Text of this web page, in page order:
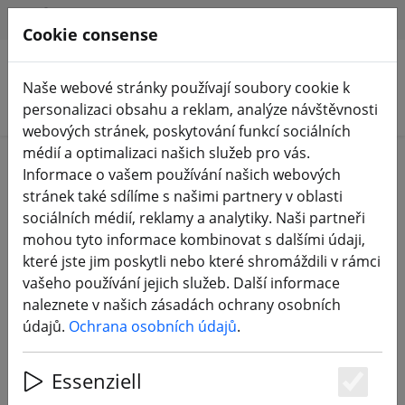
Hledat produkty
otisk
meilon GmbH
Konrad Zuse Ring 31
53424 Remagen
Německo
E-mail: support@meilon.de
Fax: +49 (0)2642 / 40 52 88 1
Cookie consense
Naše webové stránky používají soubory cookie k
personalizaci obsahu a reklam, analýze návštěvnosti
webových stránek, poskytování funkcí sociálních
médií a optimalizaci našich služeb pro vás.
Informace o vašem používání našich webových
stránek také sdílíme s našimi partnery v oblasti
sociálních médií, reklamy a analytiky. Naši partneři
mohou tyto informace kombinovat s dalšími údaji,
které jste jim poskytli nebo které shromáždili v rámci
vašeho používání jejich služeb. Další informace
naleznete v našich zásadách ochrany osobních
údajů. Ochrana osobních údajů.
Essenziell